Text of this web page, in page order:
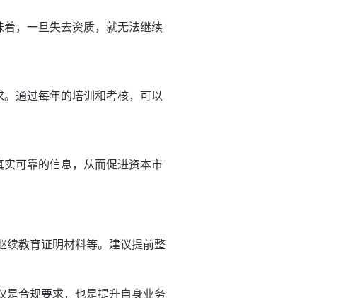
，一旦失去资质，就无法继续
通过每年的培训和考核，可以
可靠的信息，从而促进资本市
续教育证明材料等。建议提前整
是合规要求，也是提升自身业务